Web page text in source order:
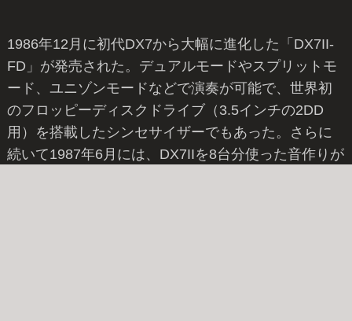
1986年12月に初代DX7から大幅に進化した「DX7II-
FD」が発売された。デュアルモードやスプリットモ
ード、ユニゾンモードなどで演奏が可能で、世界初
のフロッピーディスクドライブ（3.5インチの2DD
用）を搭載したシンセサイザーでもあった。さらに
続いて1987年6月には、DX7IIを8台分使った音作りが